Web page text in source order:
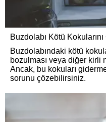
Buzdolabı Kötü
Buzdolabındaki kötü
bozulması veya diğer kirli
Ancak, bu kokuları
sorunu çözebilirsiniz.